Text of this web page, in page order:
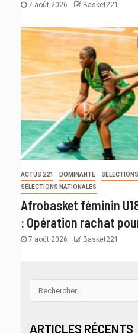
7 août 2026 Basket221
ACTUS 221 DOMINANTE
SÉLECTIONS NATIONALES
Afrobasket féminin
: Opération rachat
7 août 2026 Basket221
ARTICLES RÉCENTS